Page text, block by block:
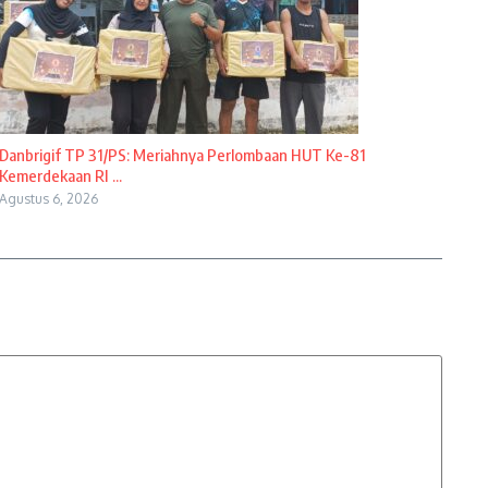
Danbrigif TP 31/PS: Meriahnya Perlombaan HUT Ke-81
Kemerdekaan RI ...
Agustus 6, 2026